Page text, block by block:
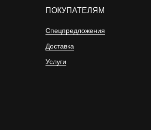
ПОКУПАТЕЛЯМ
Спецпредложения
Доставка
Услуги